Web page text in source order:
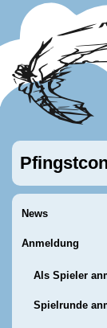
Pfingstcon
News
Anmeldung
Als Spieler
Spielrunde